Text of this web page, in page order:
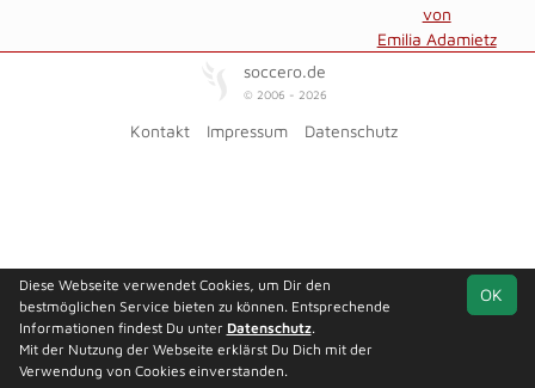
von
Emilia Adamietz
soccero.de
© 2006 - 2026
Kontakt Impressum Datenschutz
OK
Diese Webseite verwendet Cookies, um Dir den
bestmöglichen Service bieten zu können. Entsprechende
Informationen findest Du unter Datenschutz.
Mit der Nutzung der Webseite erklärst Du Dich mit der
Verwendung von Cookies einverstanden.